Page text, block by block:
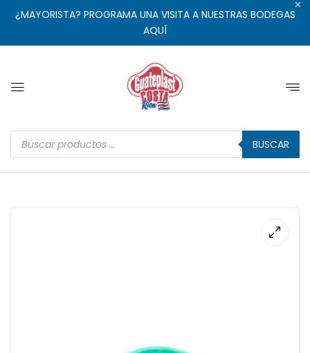
¿MAYORISTA? PROGRAMA UNA VISITA A NUESTRAS BODEGAS
AQUÍ
BUSCAR